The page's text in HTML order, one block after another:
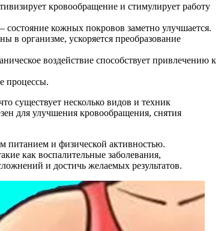
кровообращение и стимулирует работу
кожных покровов заметно улучшается.
в организме, ускоряется преобразование
воздействие способствует привлечению к
процессы.
существует несколько видов и техник
для улучшения кровообращения, снятия
питанием и физической активностью.
как воспалительные заболевания,
и достичь желаемых результатов.